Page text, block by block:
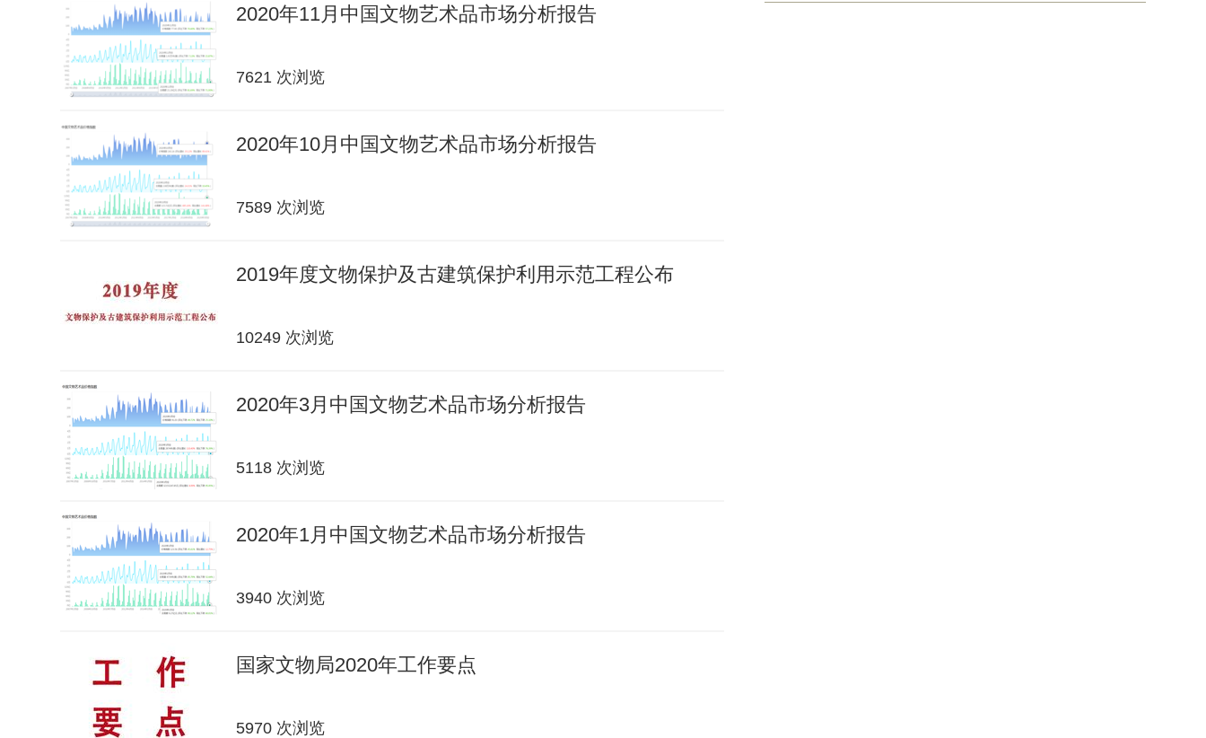
2020年11月中国文物艺术品市场分析报告
7621 次浏览
2020年10月中国文物艺术品市场分析报告
7589 次浏览
2019年度文物保护及古建筑保护利用示范工程公布
10249 次浏览
2020年3月中国文物艺术品市场分析报告
5118 次浏览
2020年1月中国文物艺术品市场分析报告
3940 次浏览
国家文物局2020年工作要点
5970 次浏览